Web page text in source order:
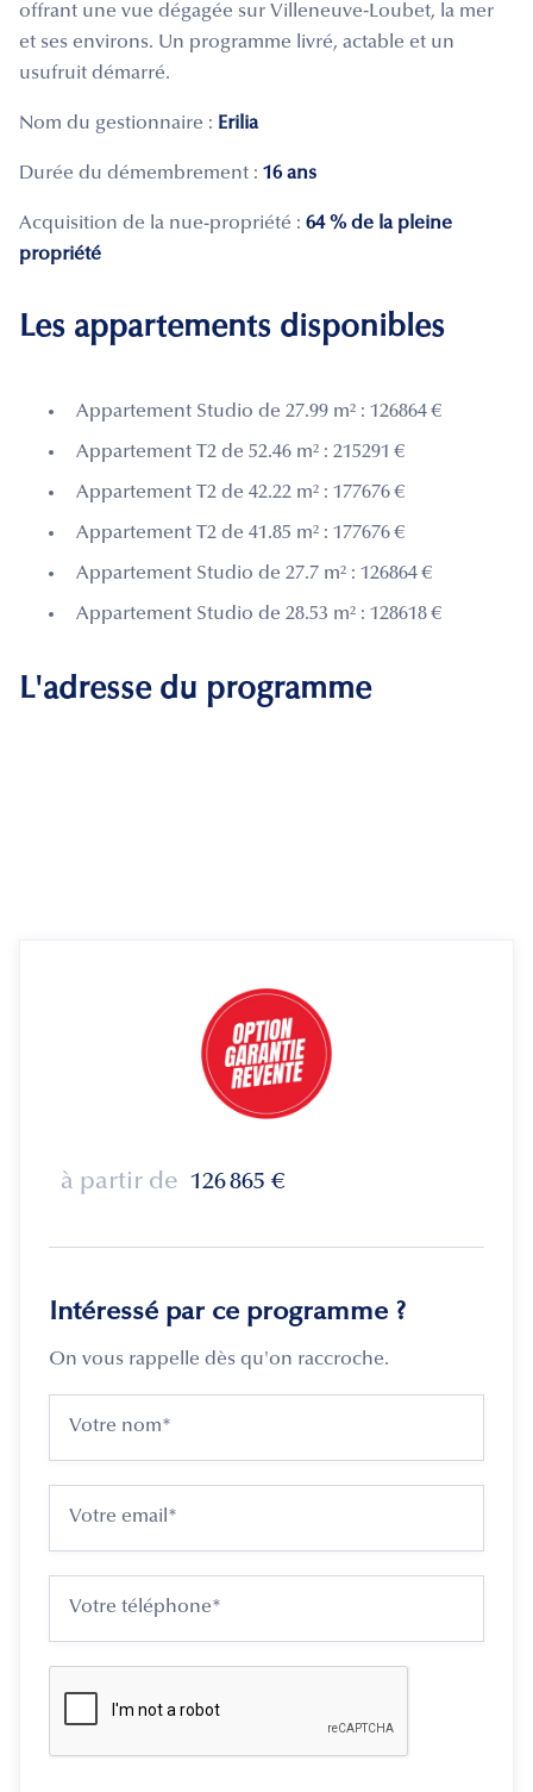
offrant une vue dégagée sur Villeneuve‑Loubet, la mer
et ses environs. Un programme livré, actable et un
usufruit démarré.
Nom du gestionnaire : Erilia
Durée du démembrement : 16 ans
Acquisition de la nue-propriété : 64 % de la pleine
propriété
Les appartements disponibles
Appartement Studio de 27.99 m² : 126864 €
Appartement T2 de 52.46 m² : 215291 €
Appartement T2 de 42.22 m² : 177676 €
Appartement T2 de 41.85 m² : 177676 €
Appartement Studio de 27.7 m² : 126864 €
Appartement Studio de 28.53 m² : 128618 €
L'adresse du programme
à partir de 126 865 €
Intéressé par ce programme ?
On vous rappelle dès qu'on raccroche.